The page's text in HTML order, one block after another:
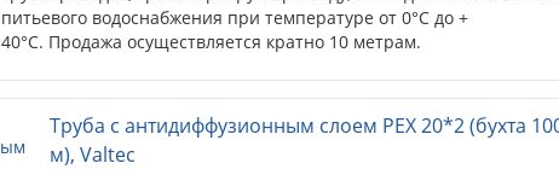
питьевого водоснабжения при температуре от 0°С до +
40°С. Продажа осуществляется кратно 10 метрам.
Труба с антидиффузионным слоем PEX 20*2 (бухта 100 м),
Valtec